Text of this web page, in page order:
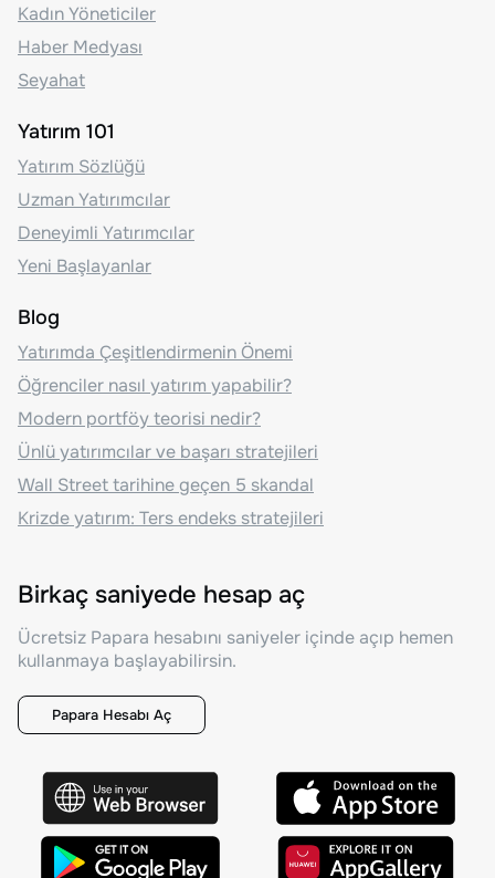
Kadın Yöneticiler
Haber Medyası
Seyahat
Yatırım 101
Yatırım Sözlüğü
Uzman Yatırımcılar
Deneyimli Yatırımcılar
Yeni Başlayanlar
Blog
Yatırımda Çeşitlendirmenin Önemi
Öğrenciler nasıl yatırım yapabilir?
Modern portföy teorisi nedir?
Ünlü yatırımcılar ve başarı stratejileri
Wall Street tarihine geçen 5 skandal
Krizde yatırım: Ters endeks stratejileri
Birkaç saniyede hesap aç
Ücretsiz Papara hesabını saniyeler içinde açıp hemen
kullanmaya başlayabilirsin.
Papara Hesabı Aç